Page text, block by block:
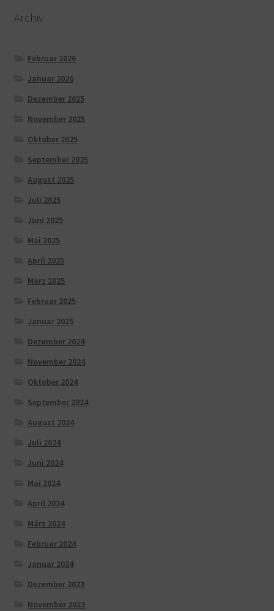
Archiv
Februar 2026
Januar 2026
Dezember 2025
November 2025
Oktober 2025
September 2025
August 2025
Juli 2025
Juni 2025
Mai 2025
April 2025
März 2025
Februar 2025
Januar 2025
Dezember 2024
November 2024
Oktober 2024
September 2024
August 2024
Juli 2024
Juni 2024
Mai 2024
April 2024
März 2024
Februar 2024
Januar 2024
Dezember 2023
November 2023